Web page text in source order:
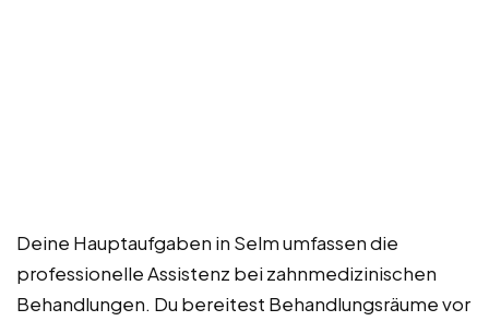
Deine Hauptaufgaben in Selm umfassen die
professionelle Assistenz bei zahnmedizinischen
Behandlungen. Du bereitest Behandlungsräume vor